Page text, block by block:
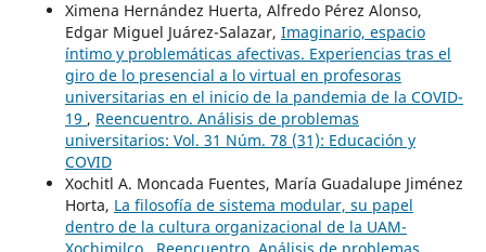
Ximena Hernández Huerta, Alfredo Pérez Alonso,
Edgar Miguel Juárez-Salazar, Imaginario, espacio
íntimo y problemáticas afectivas. Experiencias tras el
giro de lo presencial a lo virtual en profesoras
universitarias en el inicio de la pandemia de la COVID-
19 , Reencuentro. Análisis de problemas
universitarios: Vol. 31 Núm. 78 (31): Educación y
COVID
Xochitl A. Moncada Fuentes, María Guadalupe Jiménez
Horta, La filosofía de sistema modular, su papel
dentro de la cultura organizacional de la UAM-
Xochimilco , Reencuentro. Análisis de problemas